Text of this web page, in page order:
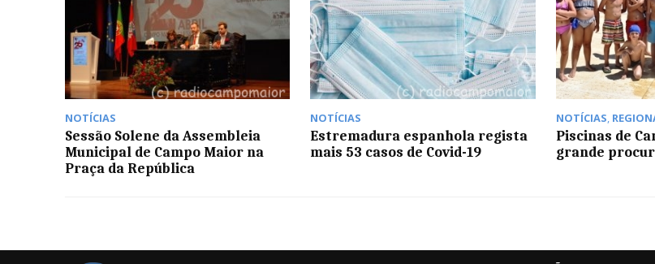
NOTÍCIAS
Sessão Solene da Assembleia
Municipal de Campo Maior na
Praça da República
NOTÍCIAS
Estremadura espanhola regista
mais 53 casos de Covid-19
NOTÍCIAS,
Piscinas de
grande